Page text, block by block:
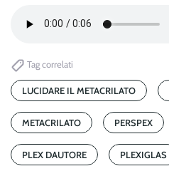
Tag correlati
LUCIDARE IL METACRILATO
METACRILATO PERSPEX
PLEX DAUTORE PLEXIGLAS